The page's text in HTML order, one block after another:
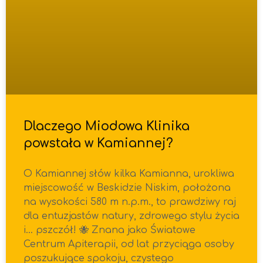
Dlaczego Miodowa Klinika
powstała w Kamiannej?
O Kamiannej słów kilka Kamianna, urokliwa
miejscowość w Beskidzie Niskim, położona
na wysokości 580 m n.p.m., to prawdziwy raj
dla entuzjastów natury, zdrowego stylu życia
i… pszczół! 🐝 Znana jako Światowe
Centrum Apiterapii, od lat przyciąga osoby
poszukujące spokoju, czystego